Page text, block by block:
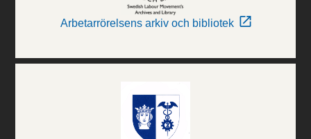
Arbetarrörelsens arkiv och bibliotek